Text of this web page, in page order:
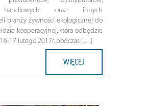
oraz innych
branży żywności ekologicznej do
kooperacyjnej, która odbędzie
17 lutego 2017r. podczas […]
WIĘCEJ